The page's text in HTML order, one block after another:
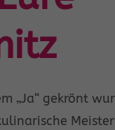
„Ja“ gekrönt